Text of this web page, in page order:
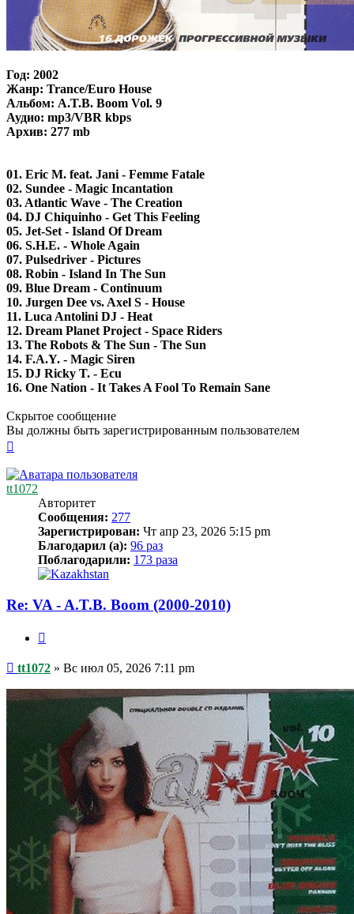
Год: 2002
Жанр: Trance/Euro House
Альбом: A.T.B. Boom Vol. 9
Аудио: mp3/VBR kbps
Архив: 277 mb
01. Eric M. feat. Jani - Femme Fatale
02. Sundee - Magic Incantation
03. Atlantic Wave - The Creation
04. DJ Chiquinho - Get This Feeling
05. Jet-Set - Island Of Dream
06. S.H.E. - Whole Again
07. Pulsedriver - Pictures
08. Robin - Island In The Sun
09. Blue Dream - Continuum
10. Jurgen Dee vs. Axel S - House
11. Luca Antolini DJ - Heat
12. Dream Planet Project - Space Riders
13. The Robots & The Sun - The Sun
14. F.A.Y. - Magic Siren
15. DJ Ricky T. - Ecu
16. One Nation - It Takes A Fool To Remain Sane
Скрытое сообщение
Вы должны быть зарегистрированным пользователем
началу
tt1072
Авторитет
Сообщения: 277
Зарегистрирован: Чт апр 23, 2026 5:15 pm
Благодарил (а): 96 раз
Поблагодарили: 173 раза
Re: VA - A.T.B. Boom (2000-2010)
Сообщение
tt1072 » Вс июл 05, 2026 7:11 pm